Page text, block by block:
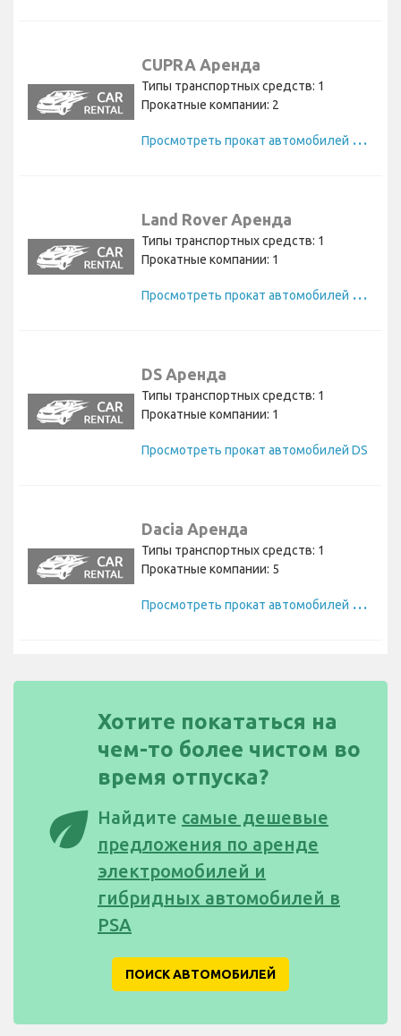
CUPRA Аренда
Типы транспортных средств: 1
Прокатные компании: 2
П
росмотреть прокат автомобилей CUPRA
Land Rover Аренда
Типы транспортных средств: 1
Прокатные компании: 1
П
росмотреть прокат автомобилей Land Rover
DS Аренда
Типы транспортных средств: 1
Прокатные компании: 1
Просмотреть прокат автомобилей DS
Dacia Аренда
Типы транспортных средств: 1
Прокатные компании: 5
П
росмотреть прокат автомобилей Dacia
eco
Хотите покататься на
чем-то более чистом во
время отпуска?
Найдите самые дешевые
предложения по аренде
электромобилей и
гибридных автомобилей в
PSA
ПОИСК АВТОМОБИЛЕЙ